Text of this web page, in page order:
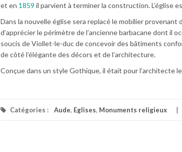
et en 1859 il parvient à terminer la construction. L’église
Dans la nouvelle église sera replacé le mobilier provenant
d’apprécier le périmètre de l’ancienne barbacane dont il
soucis de Viollet-le-duc de concevoir des bâtiments
de côté l’élégante des décors et de l’architecture.
Conçue dans un style Gothique, il était pour l’architecte
Catégories : Aude, Eglises, Monuments religieux